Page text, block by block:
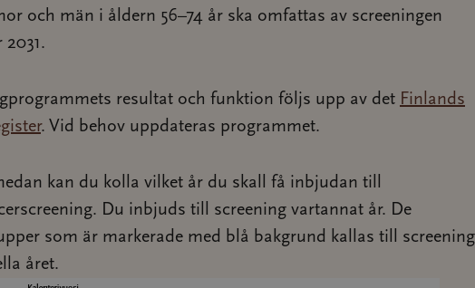
och män i åldern 56–74 år ska omfattas av screeningen
2031.
resultat och funktion följs upp av det Finlands
. Vid behov uppdateras programmet.
kan du kolla vilket år du skall få inbjudan till
Du inbjuds till screening vartannat år. De
som är markerade med blå bakgrund kallas till screening
året.